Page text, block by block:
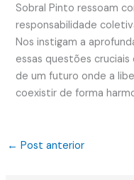
Sobral Pinto ressoam
responsabilidade
Nos instigam a
essas questões
de um futuro onde a
coexistir de forma
← Post anterior